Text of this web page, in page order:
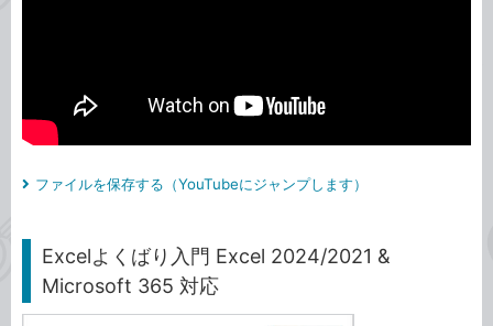
ファイルを保存する（YouTubeにジャンプします）
Excelよくばり入門 Excel 2024/2021 &
Microsoft 365 対応